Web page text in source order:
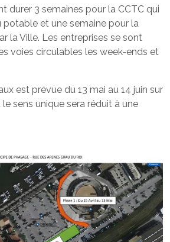
durer 3 semaines pour la CCTC qui
potable et une semaine pour la
la Ville. Les entreprises se sont
voies circulables les week-ends et
est prévue du 13 mai au 14 juin sur
sens unique sera réduit à une